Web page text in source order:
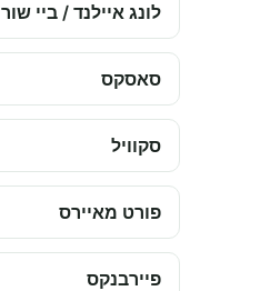
לונג איילנד / ביי שור
סאסקס
סקוויל
פורט מאיירס
פיירבנקס